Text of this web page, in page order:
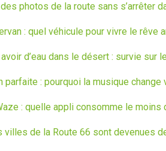
photos de la route sans s’arrêter
: quel véhicule pour vivre le rêve
avoir d’eau dans le désert : survie sur
parfaite : pourquoi la musique
: quelle appli consomme le moins
villes de la Route 66 sont devenues